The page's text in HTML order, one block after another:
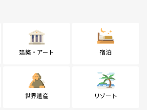
建築・アート 宿泊
世界遺産 リゾート